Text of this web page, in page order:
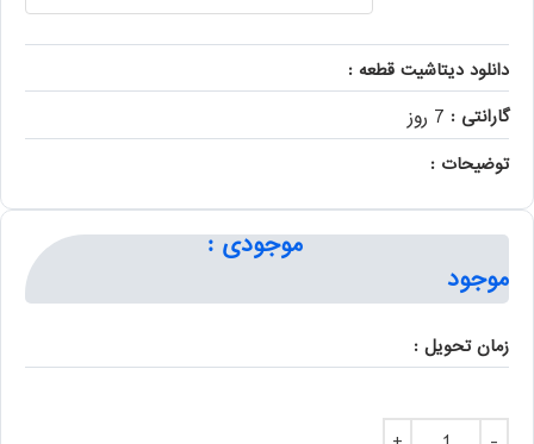
دانلود دیتاشیت قطعه :
گارانتی : 7 روز
توضیحات :
موجودی :
موجود
زمان تحویل :